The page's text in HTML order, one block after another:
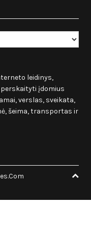
leidinys,
įdomius
verslas, sveikata,
šeima, transportas ir